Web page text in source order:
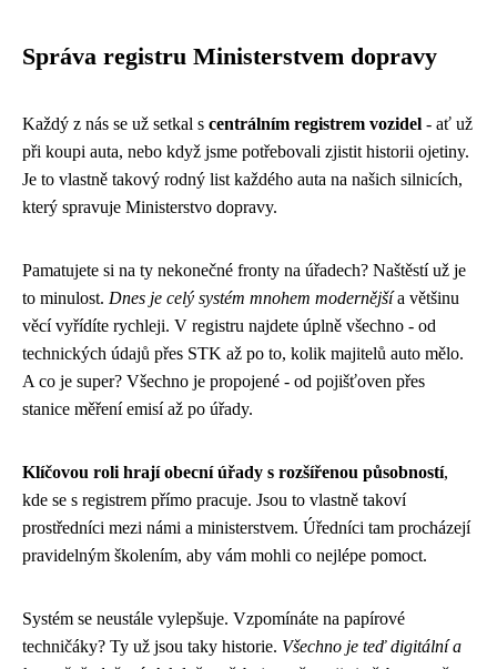
Správa registru Ministerstvem dopravy
Každý z nás se už setkal s centrálním registrem vozidel - ať už
při koupi auta, nebo když jsme potřebovali zjistit historii ojetiny.
Je to vlastně takový rodný list každého auta na našich silnicích,
který spravuje Ministerstvo dopravy.
Pamatujete si na ty nekonečné fronty na úřadech? Naštěstí už je
to minulost. Dnes je celý systém mnohem modernějšía většinu
věcí vyřídíte rychleji. V registru najdete úplně všechno - od
technických údajů přes STK až po to, kolik majitelů auto mělo.
A co je super? Všechno je propojené - od pojišťoven přes
stanice měření emisí až po úřady.
Klíčovou roli hrají obecní úřady s rozšířenou působností,
kde se s registrem přímo pracuje. Jsou to vlastně takoví
prostředníci mezi námi a ministerstvem. Úředníci tam procházejí
pravidelným školením, aby vám mohli co nejlépe pomoct.
Systém se neustále vylepšuje. Vzpomínáte na papírové
techničáky? Ty už jsou taky historie. Všechno je teď digitální a